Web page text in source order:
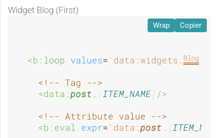
Widget Blog (First)
<b:loop values= 'data:widgets. Blog
<!-- Tag -->
<data:post . ITEM_NAME />
<!-- Attribute value -->
<b:eval expr= 'data:post .
Wrap Copier